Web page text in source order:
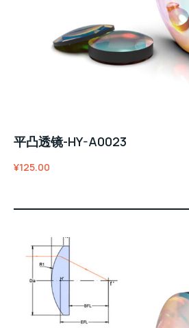
平凸透镜-HY-A0023
¥125.00